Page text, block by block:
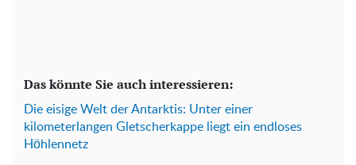
Das könnte Sie auch interessieren:
Die eisige Welt der Antarktis: Unter einer
kilometerlangen Gletscherkappe liegt ein endloses
Höhlennetz